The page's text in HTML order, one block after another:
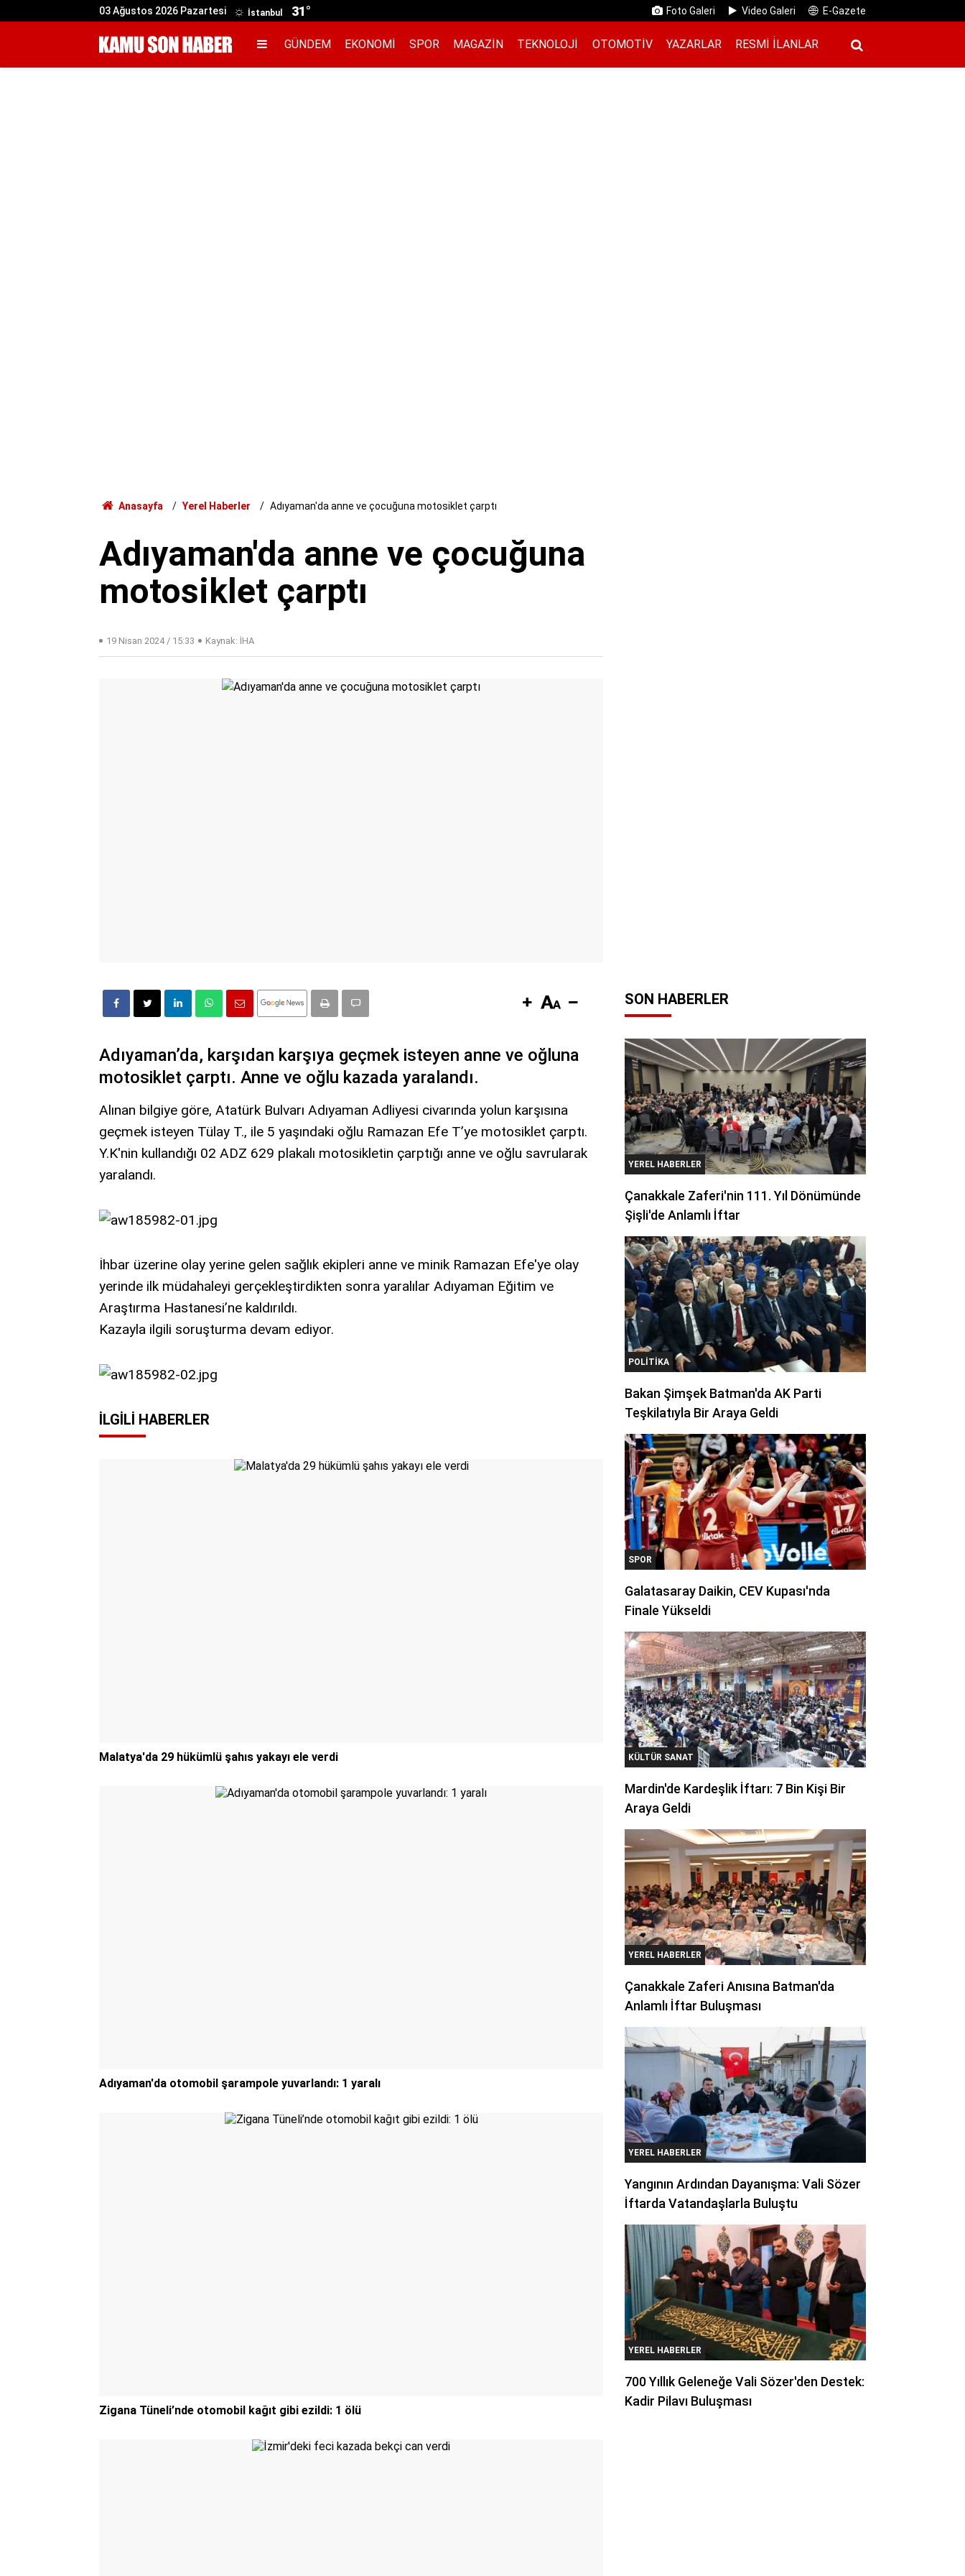
03 Ağustos 2026 Pazartesi İstanbul 31° Foto Galeri Video Galeri E-Gazete
GÜNDEM EKONOMI SPOR MAGAZIN TEKNOLOJI OTOMOTIV YAZARLAR RESMI İ̇LANLAR
Anasayfa Yerel Haberler Adıyaman'da anne ve çocuğuna motosiklet çarptı
Adıyaman'da anne ve çocuğuna
motosiklet çarptı
19 Nisan 2024 / 15:33 Kaynak: İHA
Adıyaman’da, karşıdan karşıya geçmek isteyen anne ve oğluna
motosiklet çarptı. Anne ve oğlu kazada yaralandı.
Alınan bilgiye göre, Atatürk Bulvarı Adıyaman Adliyesi civarında yolun karşısına
geçmek isteyen Tülay T., ile 5 yaşındaki oğlu Ramazan Efe T’ye motosiklet çarptı.
Y.K'nin kullandığı 02 ADZ 629 plakalı motosikletin çarptığı anne ve oğlu savrularak
yaralandı.
İhbar üzerine olay yerine gelen sağlık ekipleri anne ve minik Ramazan Efe'ye olay
yerinde ilk müdahaleyi gerçekleştirdikten sonra yaralılar Adıyaman Eğitim ve
Araştırma Hastanesi’ne kaldırıldı.
Kazayla ilgili soruşturma devam ediyor.
İLGILI HABERLER
Malatya'da 29 hükümlü şahıs yakayı ele verdi
Adıyaman'da otomobil şarampole yuvarlandı: 1 yaralı
Zigana Tüneli’nde otomobil kağıt gibi ezildi: 1 ölü
SON HABERLER
YEREL HABERLER
Çanakkale Zaferi'nin 111. Yıl Dönümünde
Şişli'de Anlamlı İftar
POLITIKA
Bakan Şimşek Batman'da AK Parti
Teşkilatıyla Bir Araya Geldi
SPOR
Galatasaray Daikin, CEV Kupası'nda
Finale Yükseldi
KÜLTÜR SANAT
Mardin'de Kardeşlik İftarı: 7 Bin Kişi Bir
Araya Geldi
YEREL HABERLER
Çanakkale Zaferi Anısına Batman'da
Anlamlı İftar Buluşması
YEREL HABERLER
Yangının Ardından Dayanışma: Vali Sözer
İftarda Vatandaşlarla Buluştu
YEREL HABERLER
700 Yıllık Geleneğe Vali Sözer'den Destek:
Kadir Pilavı Buluşması